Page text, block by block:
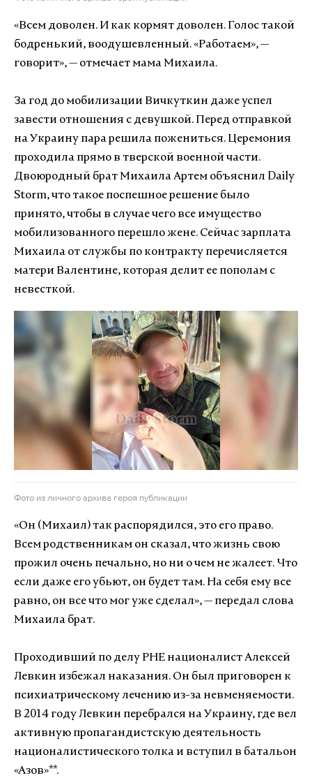
«Всем доволен. И как кормят доволен. Голос такой
бодренький, воодушевленный. «Работаем», —
говорит», — отмечает мама Михаила.
За год до мобилизации Вичкуткин даже успел
завести отношения с девушкой. Перед отправкой
на Украину пара решила пожениться. Церемония
проходила прямо в тверской военной части.
Двоюродный брат Михаила Артем объяснил Daily
Storm, что такое поспешное решение было
принято, чтобы в случае чего все имущество
мобилизованного перешло жене. Сейчас зарплата
Михаила от службы по контракту перечисляется
матери Валентине, которая делит ее пополам с
невесткой.
Фото из личного архива героя публикации
«Он (Михаил) так распорядился, это его право.
Всем родственникам он сказал, что жизнь свою
прожил очень печально, но ни о чем не жалеет. Что
если даже его убьют, он будет там. На себя ему все
равно, он все что мог уже сделал», — передал слова
Михаила брат.
Проходивший по делу РНЕ националист Алексей
Левкин избежал наказания. Он был приговорен к
психиатрическому лечению из-за невменяемости.
В 2014 году Левкин перебрался на Украину, где вел
активную пропагандистскую деятельность
националистического толка и вступил в батальон
«Азов»**.